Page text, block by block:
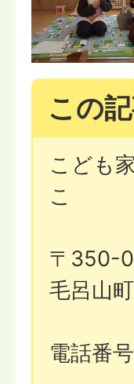
この
こども
こ
〒350-
毛呂山
電話番